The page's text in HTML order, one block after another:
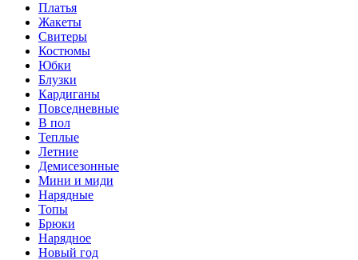
Платья
Жакеты
Свитеры
Костюмы
Юбки
Блузки
Кардиганы
Повседневные
В пол
Теплые
Летние
Демисезонные
Мини и миди
Нарядные
Топы
Брюки
Нарядное
Новый год